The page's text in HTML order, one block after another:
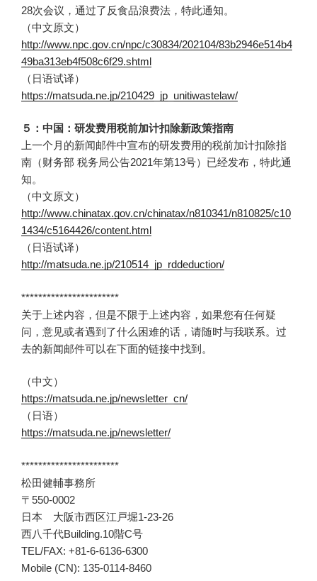
28次会议，通过了反食品浪费法，特此通知。
（中文原文）
http://www.npc.gov.cn/npc/c30834/202104/83b2946e514b4
49ba313eb4f508c6f29.shtml
（日语试译）
https://matsuda.ne.jp/210429_jp_unitiwastelaw/
５：中国：研发费用税前加计扣除新政策指南
上一个月的新闻邮件中宣布的研发费用的税前加计扣除指
南（财务部 税务局公告2021年第13号）已经发布，特此通
知。
（中文原文）
http://www.chinatax.gov.cn/chinatax/n810341/n810825/c10
1434/c5164426/content.html
（日语试译）
http://matsuda.ne.jp/210514_jp_rddeduction/
***********************
关于上述内容，但是不限于上述内容，如果您有任何疑
问，意见或者遇到了什么困难的话，请随时与我联系。过
去的新闻邮件可以在下面的链接中找到。
（中文）
https://matsuda.ne.jp/newsletter_cn/
（日语）
https://matsuda.ne.jp/newsletter/
***********************
松田健輔事務所
〒550-0002
日本 大阪市西区江戸堀1-23-26
西八千代Building.10階C号
TEL/FAX: +81-6-6136-6300
Mobile (CN): 135-0114-8460